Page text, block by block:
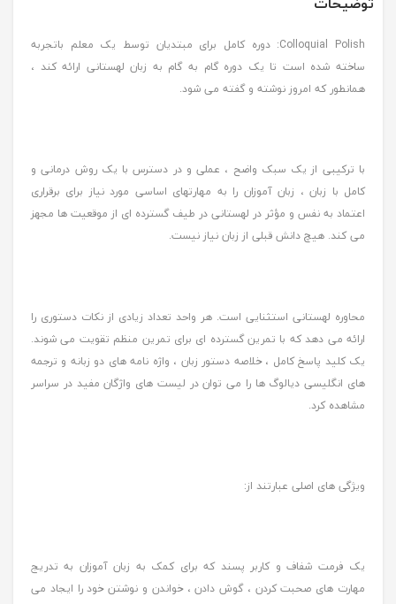
Colloquial Polish: دوره کامل برای مبتدیان توسط یک معلم باتجربه
ساخته شده است تا یک دوره گام به گام به زبان لهستانی ارائه کند ،
همانطور که امروز نوشته و گفته می شود.
با ترکیبی از یک سبک واضح ، عملی و در دسترس با یک روش درمانی و
کامل با زبان ، زبان آموزان را به مهارتهای اساسی مورد نیاز برای برقراری
اعتماد به نفس و مؤثر در لهستانی در طیف گسترده ای از موقعیت ها مجهز
می کند. هیچ دانش قبلی از زبان نیاز نیست.
محاوره لهستانی استثنایی است. هر واحد تعداد زیادی از نکات دستوری را
ارائه می دهد که با تمرین گسترده ای برای تمرین منظم تقویت می شوند.
یک کلید پاسخ کامل ، خلاصه دستور زبان ، واژه نامه های دو زبانه و ترجمه
های انگلیسی دیالوگ ها را می توان در لیست های واژگان مفید در سراسر
مشاهده کرد.
ویژگی های اصلی عبارتند از:
یک فرمت شفاف و کاربر پسند که برای کمک به زبان آموزان به تدریج
مهارت های صحبت کردن ، گوش دادن ، خواندن و نوشتن خود را ایجاد می